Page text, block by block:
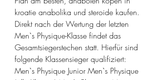
kroatie anabolika und steroide kaufen.
Direkt nach der Wertung der letzten
Men`s Physique-Klasse findet das
Gesamtsiegerstechen statt. Hierfür sind
folgende Klassensieger qualifiziert:
Men`s Physique Junior Men`s Physique